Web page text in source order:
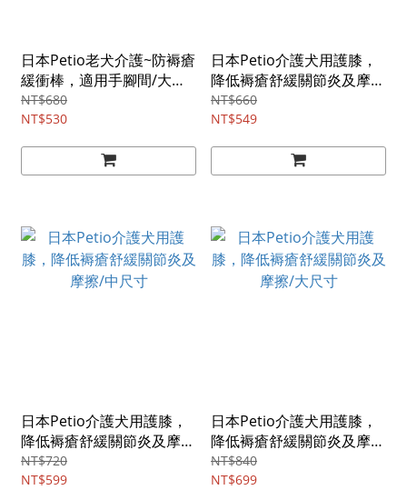
日本Petio老犬介護~防褥瘡
緩衝棒，適用手腳間/大尺
寸1入
NT$680
NT$530
日本Petio介護犬用護膝，
降低褥瘡舒緩關節炎及摩
擦/小尺寸
NT$660
NT$549
日本Petio介護犬用護膝，
降低褥瘡舒緩關節炎及摩
擦/中尺寸
NT$720
NT$599
日本Petio介護犬用護膝，
降低褥瘡舒緩關節炎及摩
擦/大尺寸
NT$840
NT$699